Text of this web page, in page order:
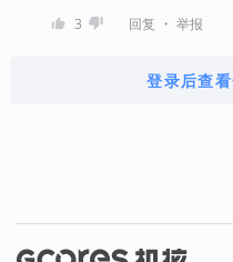
3 回复 ・ 举报
登录后查